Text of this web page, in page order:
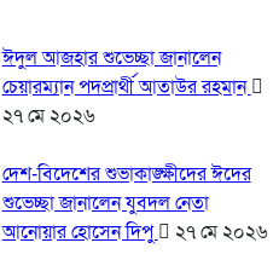
ঈদুল আজহার শুভেচ্ছা জানালেন
চেয়ারম্যান পদপ্রার্থী আতাউর রহমান
২৭ মে ২০২৬
দেশ-বিদেশের শুভাকাঙ্ক্ষীদের ঈদের
শুভেচ্ছা জানালেন যুবদল নেতা
আনোয়ার হোসেন দিপু
২৭ মে ২০২৬